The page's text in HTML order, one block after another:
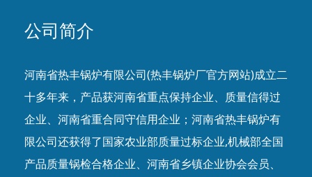
公司简介
河南省热丰锅炉有限公司(热丰锅炉厂官方网站)成立二
十多年来，产品获河南省重点保持企业、质量信得过
企业、河南省重合同守信用企业；河南省热丰锅炉有
限公司还获得了国家农业部质量过标企业,机械部全国
产品质量锅检合格企业、河南省乡镇企业协会会员、